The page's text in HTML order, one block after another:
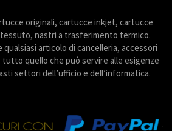
originali, cartucce inkjet, cartucce
nastri a trasferimento termico.
articolo di cancelleria, accessori
tutto quello che può servire alle esigenze
settori dell’ufficio e dell’informatica.